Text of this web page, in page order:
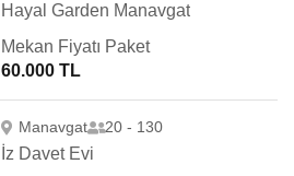
Hayal Garden Manavgat
Mekan Fiyatı Paket
60.000 TL
Manavgat 20 - 130
İz Davet Evi